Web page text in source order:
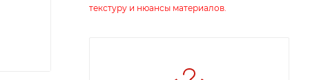
текстуру и нюансы материалов.